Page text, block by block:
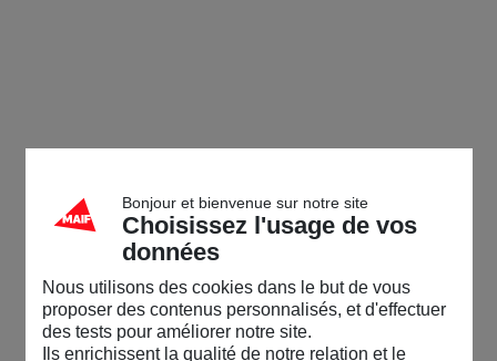
Bonjour et bienvenue sur notre site
Choisissez l'usage de vos
données
Nous utilisons des cookies dans le but de vous
proposer des contenus personnalisés, et d'effectuer
des tests pour améliorer notre site.
Ils enrichissent la qualité de notre relation et le